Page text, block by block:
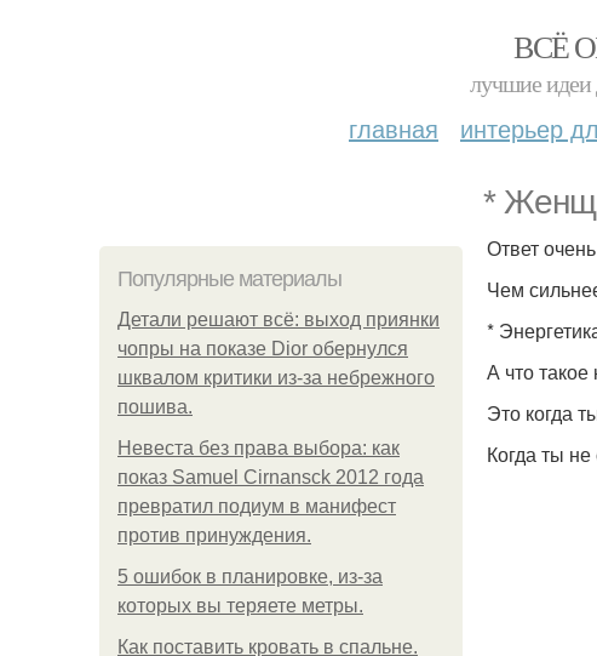
ВСЁ
лучшие идеи
главная интерьер
*
Популярные материалы
Детали решают всё: выход приянки
чопры на показе Dior обернулся
шквалом критики из-за небрежного
пошива.
Невеста без права выбора: как
показ Samuel Cirnansck 2012 года
превратил подиум в манифест
против принуждения.
5 ошибок в планировке, из-за
которых вы теряете метры.
Как поставить кровать в спальне.
Ответ
Чем
*
А что
Это когда
Когда ты